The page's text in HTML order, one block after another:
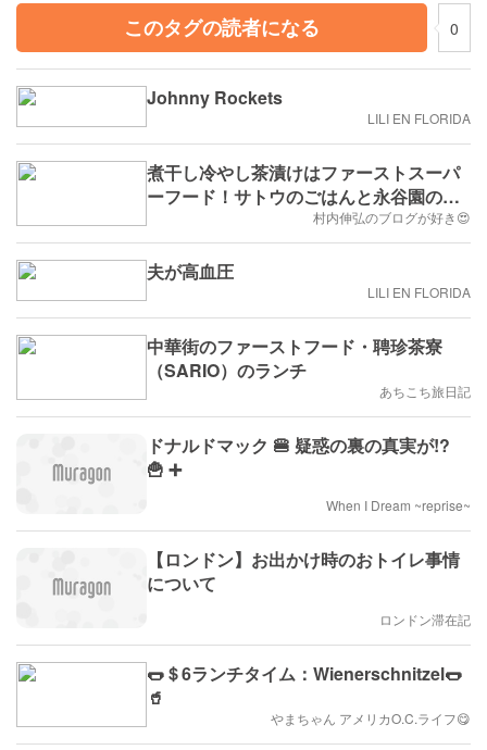
このタグの読者になる
0
Johnny Rockets
LILI EN FLORIDA
煮干し冷やし茶漬けはファーストスーパ
ーフード！サトウのごはんと永谷園のコ
村内伸弘のブログが好き😍
夫が高血圧
LILI EN FLORIDA
中華街のファーストフード・聘珍茶寮
（SARIO）のランチ
あちこち旅日記
ドナルドマック 🍔 疑惑の裏の真実が!?
🍟 ➕
When I Dream ~reprise~
【ロンドン】お出かけ時のおトイレ事情
について
ロンドン滞在記
🌭＄6ランチタイム：Wienerschnitzel🌭
🥤
やまちゃん アメリカO.C.ライフ😋